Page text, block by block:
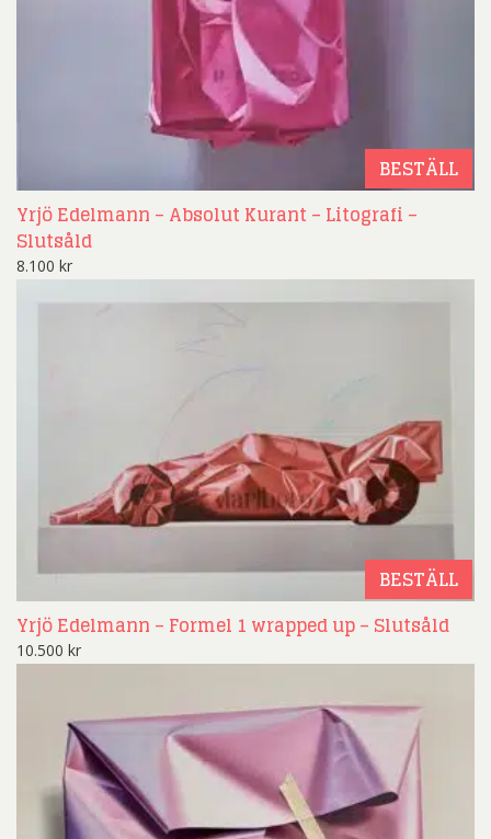
BESTÄLL
Yrjö Edelmann – Absolut Kurant – Litografi –
Slutsåld
8.100 kr
BESTÄLL
Yrjö Edelmann – Formel 1 wrapped up – Slutsåld
10.500 kr